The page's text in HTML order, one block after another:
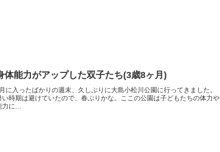
体能力がアップした双子たち(3歳8ヶ月)
に入ったばかりの週末、久しぶりに大島小松川公園に行ってきました。
い時期は避けていたので、春ぶりかな。ここの公園は子どもたちの体力や
力に...